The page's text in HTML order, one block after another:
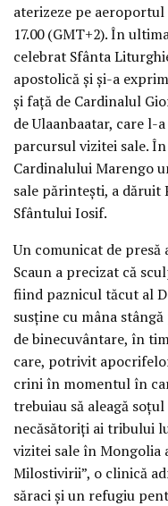
aterizeze pe
17.00 (GMT+2). În
celebrat Sfânta
apostolică și și-a
și față de Cardinalul
de Ulaanbaatar, care
parcursul vizitei sale.
Cardinalului Marengo
sale părintești, a dăruit
Sfântului Iosif.
Un comunicat de
Scaun a precizat că
fiind paznicul tăcut al
susține cu mâna
de binecuvântare, în
care, potrivit
crini în momentul în
trebuiau să aleagă
necăsătoriți ai tribului
vizitei sale în Mongolia
Milostivirii”, o clinică
săraci și un refugiu